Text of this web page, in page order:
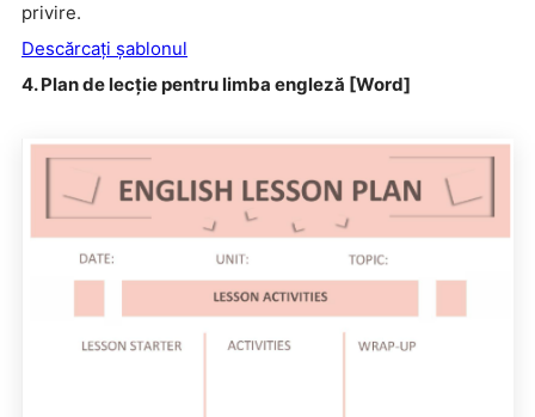
privire.
Descărcați șablonul
4. Plan de lecție pentru limba engleză [Word]